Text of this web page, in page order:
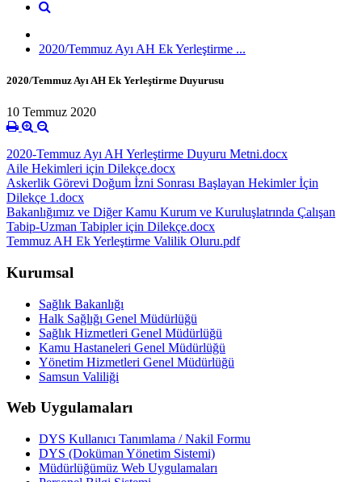
2020/Temmuz Ayı AH Ek Yerleştirme ...
2020/Temmuz Ayı AH Ek Yerleştirme Duyurusu
10 Temmuz 2020
2020-Temmuz Ayı AH Yerleştirme Duyuru Metni.docx
Aile Hekimleri için Dilekçe.docx
Askerlik Görevi Doğum İzni Sonrası Başlayan Hekimler İçin
Dilekçe 1.docx
Bakanlığımız ve Diğer Kamu Kurum ve Kuruluşlatrında Çalışan
Tabip-Uzman Tabipler için Dilekçe.docx
Temmuz AH Ek Yerleştirme Valilik Oluru.pdf
Kurumsal
Sağlık Bakanlığı
Halk Sağlığı Genel Müdürlüğü
Sağlık Hizmetleri Genel Müdürlüğü
Kamu Hastaneleri Genel Müdürlüğü
Yönetim Hizmetleri Genel Müdürlüğü
Samsun Valiliği
Web Uygulamaları
DYS Kullanıcı Tanımlama / Nakil Formu
DYS (Doküman Yönetim Sistemi)
Müdürlüğümüz Web Uygulamaları